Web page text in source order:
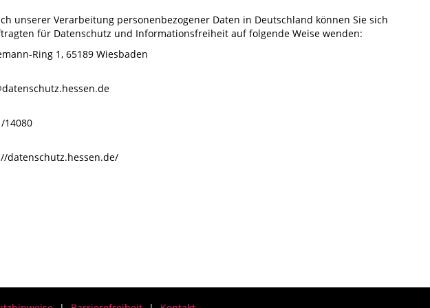
unserer Verarbeitung personenbezogener Daten in Deutschland können Sie sich
für Datenschutz und Informationsfreiheit auf folgende Weise wenden:
Ring 1, 65189 Wiesbaden
14080
datenschutz.hessen.de/